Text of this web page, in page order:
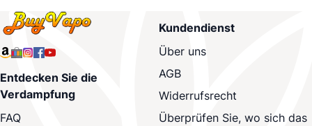
Entdecken Sie die
Verdampfung
FAQ
Kundendienst
Über uns
AGB
Widerrufsrecht
Überprüfen Sie, wo sich das